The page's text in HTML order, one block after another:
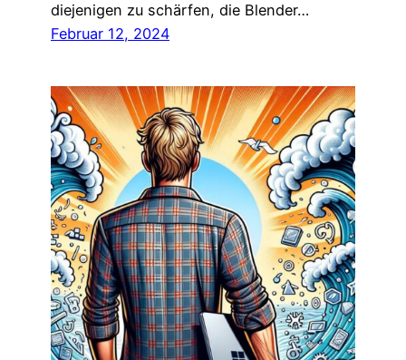
diejenigen zu schärfen, die Blender…
Februar 12, 2024